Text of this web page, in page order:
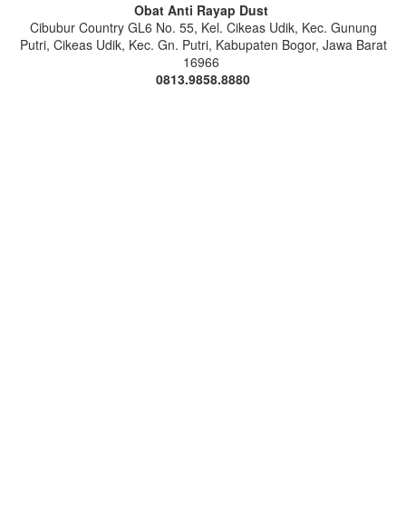
Obat Anti Rayap Dust
Cibubur Country GL6 No. 55, Kel. Cikeas Udik, Kec. Gunung
Putri, Cikeas Udik, Kec. Gn. Putri, Kabupaten Bogor, Jawa Barat
16966
0813.9858.8880